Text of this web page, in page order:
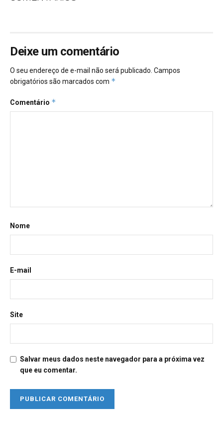
Deixe um comentário
O seu endereço de e-mail não será publicado. Campos
obrigatórios são marcados com *
Comentário *
Nome
E-mail
Site
Salvar meus dados neste navegador para a próxima vez
que eu comentar.